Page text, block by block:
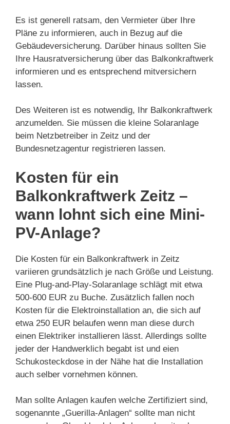
Es ist generell ratsam, den Vermieter über Ihre
Pläne zu informieren, auch in Bezug auf die
Gebäudeversicherung. Darüber hinaus sollten Sie
Ihre Hausratversicherung über das Balkonkraftwerk
informieren und es entsprechend mitversichern
lassen.
Des Weiteren ist es notwendig, Ihr Balkonkraftwerk
anzumelden. Sie müssen die kleine Solaranlage
beim Netzbetreiber in Zeitz und der
Bundesnetzagentur registrieren lassen.
Kosten für ein
Balkonkraftwerk Zeitz –
wann lohnt sich eine Mini-
PV-Anlage?
Die Kosten für ein Balkonkraftwerk in Zeitz
variieren grundsätzlich je nach Größe und Leistung.
Eine Plug-and-Play-Solaranlage schlägt mit etwa
500-600 EUR zu Buche. Zusätzlich fallen noch
Kosten für die Elektroinstallation an, die sich auf
etwa 250 EUR belaufen wenn man diese durch
einen Elektriker installieren lässt. Allerdings sollte
jeder der Handwerklich begabt ist und eien
Schukosteckdose in der Nähe hat die Installation
auch selber vornehmen können.
Man sollte Anlagen kaufen welche Zertifiziert sind,
sogenannte „Guerilla-Anlagen“ sollte man nicht